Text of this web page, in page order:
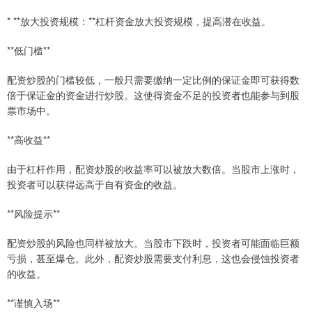
* **放大投资规模：**杠杆资金放大投资规模，提高潜在收益。
**低门槛**
配资炒股的门槛较低，一般只需要缴纳一定比例的保证金即可获得数
倍于保证金的资金进行炒股。这使得资金不足的投资者也能参与到股
票市场中。
**高收益**
由于杠杆作用，配资炒股的收益率可以被放大数倍。当股市上涨时，
投资者可以获得远高于自有资金的收益。
**风险提示**
配资炒股的风险也同样被放大。当股市下跌时，投资者可能面临巨额
亏损，甚至爆仓。此外，配资炒股需要支付利息，这也会侵蚀投资者
的收益。
**谨慎入场**